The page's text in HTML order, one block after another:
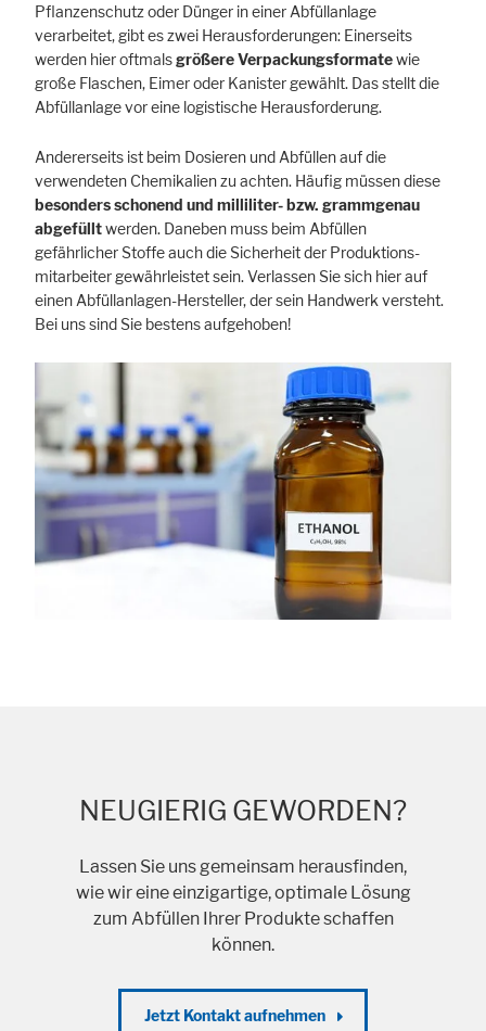
Pflanzen­schutz oder Dünger in einer Abfüllanlage
verarbeitet, gibt es zwei Herausforderungen: Einerseits
werden hier oftmalsgrößere Verpa­ckungs­formatewie
große Flaschen, Eimer oder Kanister gewählt. Das stellt die
Abfüllanlage vor eine logistische Herausforderung.
Andererseits ist beim Dosieren und Abfüllen auf die
verwendeten Chemikalien zu achten. Häufig müssen diese
besonders schonend und milliliter- bzw. grammgenau
abgefülltwerden. Daneben muss beim Abfüllen
gefährlicher Stoffe auch die Sicherheit der Produktions­
mitarbeiter gewährleistet sein. Verlassen Sie sich hier auf
einen Abfüllanlagen-Hersteller, der sein Handwerk versteht.
Bei uns sind Sie bestens aufgehoben!
NEUGIERIG GEWORDEN?
Lassen Sie uns gemeinsam herausfinden,
wie wir eine einzigartige, optimale Lösung
zum Abfüllen Ihrer Produkte schaffen
können.
Jetzt Kontakt aufnehmen
Alle akzeptieren Speichern Ablehnen
Impressum Datenschutz